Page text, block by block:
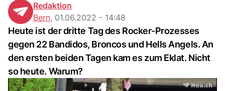
Redaktion
Bern, 01.06.2022 - 14:48
Heute ist der dritte Tag des Rocker-Prozesses
gegen 22 Bandidos, Broncos und Hells Angels. An
den ersten beiden Tagen kam es zum Eklat. Nicht
so heute. Warum?